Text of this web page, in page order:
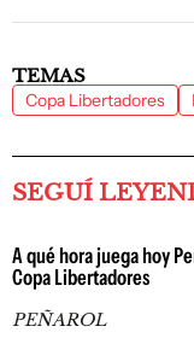
TEMAS
Copa Libertadores
SEGUÍ
A qué hora juega hoy
Copa Libertadores
PEÑAROL